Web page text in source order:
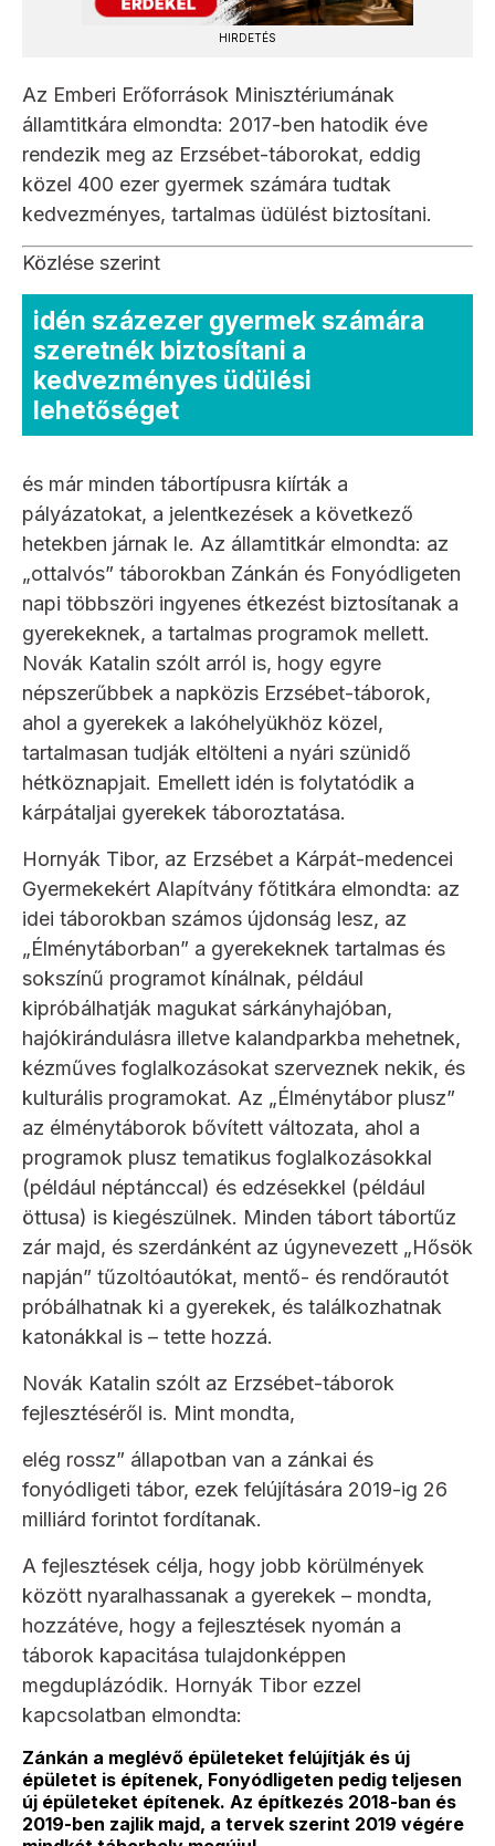
HIRDETÉS
Az Emberi Erőforrások Minisztériumának
államtitkára elmondta: 2017-ben hatodik éve
rendezik meg az Erzsébet-táborokat, eddig
közel 400 ezer gyermek számára tudtak
kedvezményes, tartalmas üdülést biztosítani.
Közlése szerint
idén százezer gyermek számára
szeretnék biztosítani a
kedvezményes üdülési
lehetőséget
és már minden tábortípusra kiírták a
pályázatokat, a jelentkezések a következő
hetekben járnak le. Az államtitkár elmondta: az
„ottalvós” táborokban Zánkán és Fonyódligeten
napi többszöri ingyenes étkezést biztosítanak a
gyerekeknek, a tartalmas programok mellett.
Novák Katalin szólt arról is, hogy egyre
népszerűbbek a napközis Erzsébet-táborok,
ahol a gyerekek a lakóhelyükhöz közel,
tartalmasan tudják eltölteni a nyári szünidő
hétköznapjait. Emellett idén is folytatódik a
kárpátaljai gyerekek táboroztatása.
Hornyák Tibor, az Erzsébet a Kárpát-medencei
Gyermekekért Alapítvány főtitkára elmondta: az
idei táborokban számos újdonság lesz, az
„Élménytáborban” a gyerekeknek tartalmas és
sokszínű programot kínálnak, például
kipróbálhatják magukat sárkányhajóban,
hajókirándulásra illetve kalandparkba mehetnek,
kézműves foglalkozásokat szerveznek nekik, és
kulturális programokat. Az „Élménytábor plusz”
az élménytáborok bővített változata, ahol a
programok plusz tematikus foglalkozásokkal
(például néptánccal) és edzésekkel (például
öttusa) is kiegészülnek. Minden tábort tábortűz
zár majd, és szerdánként az úgynevezett „Hősök
napján” tűzoltóautókat, mentő- és rendőrautót
próbálhatnak ki a gyerekek, és találkozhatnak
katonákkal is – tette hozzá.
Novák Katalin szólt az Erzsébet-táborok
fejlesztéséről is. Mint mondta,
elég rossz” állapotban van a zánkai és
fonyódligeti tábor, ezek felújítására 2019-ig 26
milliárd forintot fordítanak.
A fejlesztések célja, hogy jobb körülmények
között nyaralhassanak a gyerekek – mondta,
hozzátéve, hogy a fejlesztések nyomán a
táborok kapacitása tulajdonképpen
megduplázódik. Hornyák Tibor ezzel
kapcsolatban elmondta:
Zánkán a meglévő épületeket felújítják és új
épületet is építenek, Fonyódligeten pedig teljesen
új épületeket építenek. Az építkezés 2018-ban és
2019-ben zajlik majd, a tervek szerint 2019 végére